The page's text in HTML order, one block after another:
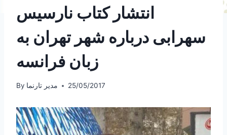
انتشار کتاب نارسیس
سهرابی درباره شهر تهران به
زبان فرانسه
By مدیر تارنما 25/05/2017